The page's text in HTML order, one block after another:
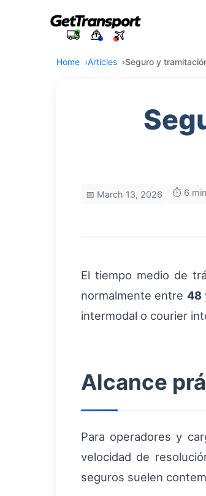
Home Articles Seguro y
📅 March 13, 2026 ⏱️ 6
El tiempo medio de
normalmente entre 48
intermodal o courier
Alcance
Para operadores y
velocidad de
seguros suelen